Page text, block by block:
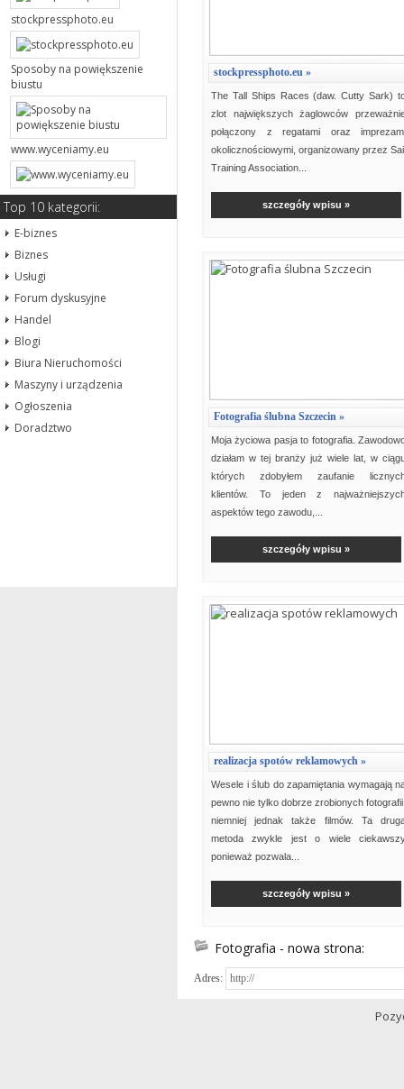
stockpressphoto.eu
Sposoby na powiększenie
biustu
www.wyceniamy.eu
Top 10 kategorii:
E-biznes
Biznes
Usługi
Forum dyskusyjne
Handel
Blogi
Biura Nieruchomości
Maszyny i urządzenia
Ogłoszenia
Doradztwo
stockpressphoto.eu »
The Tall Ships Races (daw. Cutty Sark)
zlot największych żaglowców
połączony z regatami oraz
okolicznościowymi, organizowany przez
Training Association...
szczegóły wpisu »
Fotografia ślubna Szczecin »
Moja życiowa pasja to fotografia.
działam w tej branży już wiele lat, w
których zdobyłem zaufanie
klientów. To jeden z
aspektów tego zawodu,...
szczegóły wpisu »
realizacja spotów reklamowych »
Wesele i ślub do zapamiętania wymagają
pewno nie tylko dobrze zrobionych
niemniej jednak także filmów. Ta
metoda zwykle jest o wiele
ponieważ pozwala...
szczegóły wpisu »
Fotografia - nowa strona:
Adres: